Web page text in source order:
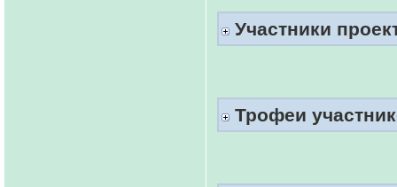
Участники
Трофеи